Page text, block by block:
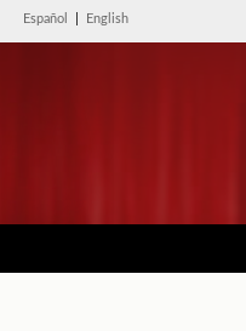
Español English